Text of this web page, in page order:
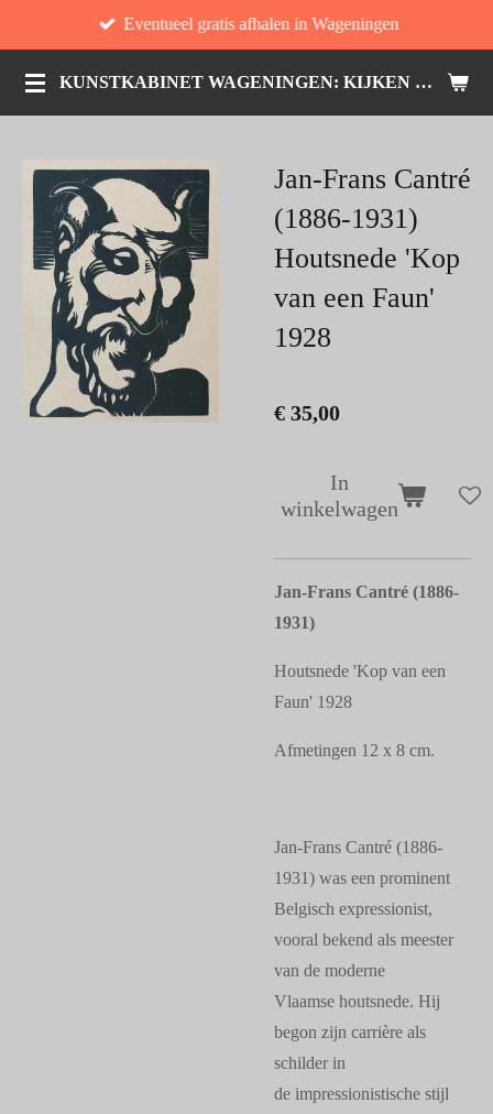
direct
naar
de
KUNSTKABINET WAGENINGEN: KIJKEN EN KOPEN
Eventueel gratis afhalen in Wageningen
Jan-Frans Cantré
(1886-1931)
Houtsnede 'Kop
van een Faun'
1928
€ 35,00
In
winkelwagen
Jan-Frans Cantré (1886-
1931)
Houtsnede 'Kop van een
Faun' 1928
Afmetingen 12 x 8 cm.
Jan-Frans Cantré (1886-
1931) was een prominent
Belgisch expressionist,
vooral bekend als meester
van de moderne
Vlaamse houtsnede. Hij
begon zijn carrière als
schilder in
de impressionistische stijl